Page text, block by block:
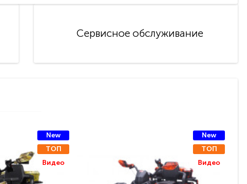
Сервисное обслуживание
New
ТОП
Видео
New
ТОП
Видео